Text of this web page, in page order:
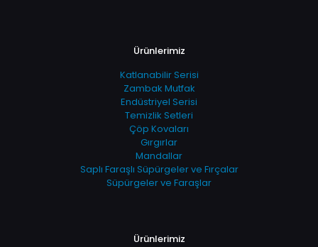
Ürünlerimiz
Katlanabilir Serisi
Zambak Mutfak
Endüstriyel Serisi
Temizlik Setleri
Çöp Kovaları
Gırgırlar
Mandallar
Saplı Faraşlı Süpürgeler ve Fırçalar
Süpürgeler ve Faraşlar
Ürünlerimiz